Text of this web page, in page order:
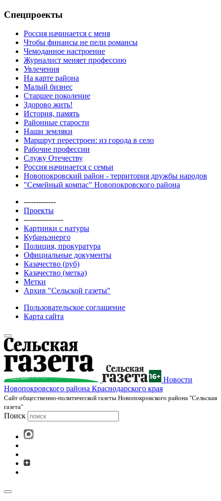
Спецпроекты
Россия начинается с меня
Чтобы финансы не пели романсы
Чемоданное настроение
Журналист меняет профессию
Увлечения
На карте района
Малый бизнес
Старшее поколение
Здорово жить!
История, память
Районные старости
Наши земляки
Маршрут перестроен: из города в село
Рабочие профессии
Служу Отечеству
Россия начинается с семьи
Новопокровский район - территория дружбы народов
"Семейный компас" Новопокровского района
-------------
Проекты
----------------
Картинки с натуры
Кубаньэнерго
Полиция, прокуратура
Официальные документы
Казачество (руб)
Казачество (метка)
Метки
Архив "Сельской газеты"
Пользовательское соглашение
Карта сайта
Новости
Новопокровского района Краснодарского края
Cайт общественно-политической газеты Новопокровского района "Сельская
газета"
Поиск